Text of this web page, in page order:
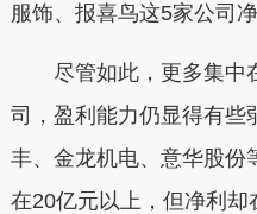
服饰、报喜鸟这5家公司
尽管如此，更多集中
司，盈利能力仍显得有些
丰、金龙机电、意华股份
在20亿元以上，但净利